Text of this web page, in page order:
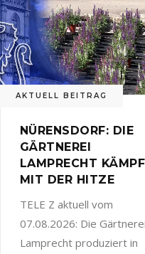
AKTUELL BEITRAG
NÜRENSDORF: DIE
GÄRTNEREI
LAMPRECHT
MIT DER HITZE
TELE Z aktuell vom
07.08.2026: Die
Lamprecht produziert in